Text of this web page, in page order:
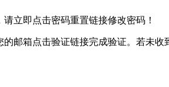
立即点击密码重置链接修改密码！
邮箱点击验证链接完成验证。若未收